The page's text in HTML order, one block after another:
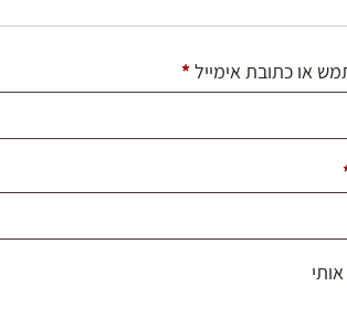
או כתובת אימייל*חובה
חובה